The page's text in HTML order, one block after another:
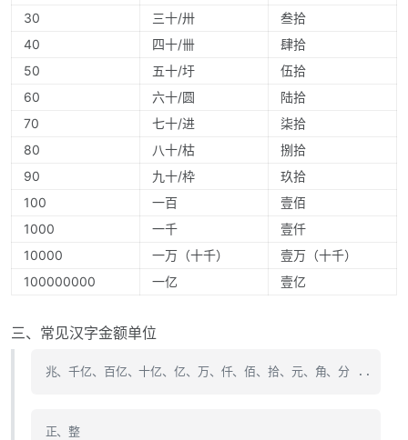
30
三十/卅
叁拾
40
四十/卌
肆拾
50
五十/圩
伍拾
60
六十/圆
陆拾
70
七十/进
柒拾
80
八十/枯
捌拾
90
九十/枠
玖拾
100
一百
壹佰
1000
一千
壹仟
10000
一万（十千）
壹万（十千）
100000000
一亿 壹亿
三、常见汉字金额单位
兆、千亿、百亿、十亿、亿、万、仟、佰、拾、元、角、分 ..
正、整